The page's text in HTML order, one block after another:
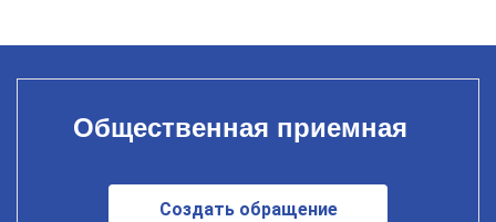
Общественная приемная
Создать обращение